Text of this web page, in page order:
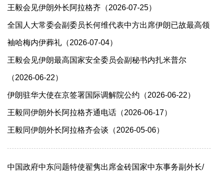
王毅会见伊朗外长阿拉格齐（2026-07-25）
全国人大常委会副委员长何维代表中方出席伊朗已故最高领
袖哈梅内伊葬礼（2026-07-04）
王毅会见伊朗最高国家安全委员会副秘书内扎米普尔
（2026-06-22）
伊朗驻华大使在京签署国际调解院公约（2026-06-22）
王毅同伊朗外长阿拉格齐通电话（2026-06-17）
王毅同伊朗外长阿拉格齐会谈（2026-05-06）
中国政府中东问题特使翟隽出席金砖国家中东事务副外长/